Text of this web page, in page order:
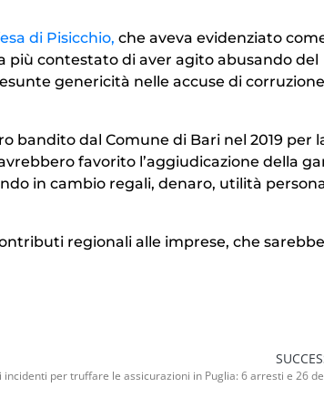
di Pisicchio, che aveva evidenziato
più contestato di aver agito abusando del
genericità nelle accuse di
bandito dal Comune di Bari nel 2019 per
favorito l’aggiudicazione della
in cambio regali, denaro, utilità
regionali alle imprese, che